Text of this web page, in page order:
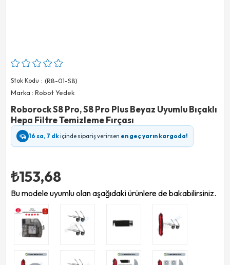
Stok Kodu
(R8-01-S8)
Marka : Robot Yedek
Roborock S8 Pro, S8 Pro Plus Beyaz Uyumlu Bıçaklı
Hepa Filtre Temizleme Fırçası
16 sa, 7 dkiçinde sipariş verirsen en geç yarın kargoda!
₺153,68
Bu modele uyumlu olan aşağıdaki ürünlere de bakabilirsiniz.
Tükendi